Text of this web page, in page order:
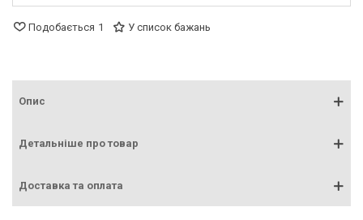
Подобається 1 У список бажань
Опис
Детальніше про товар
Доставка та оплата